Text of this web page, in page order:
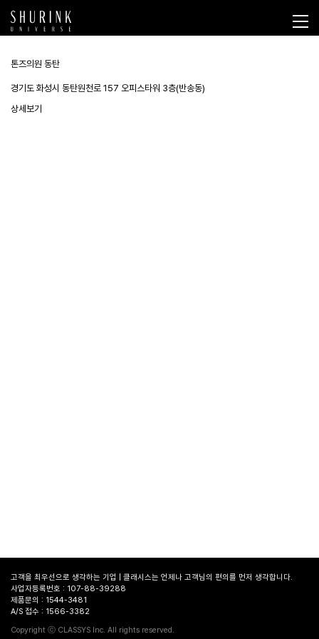
톤즈의원 동탄
경기도 화성시 동탄원천로 157 오피스타워 3층(반송동)
상세보기
고객을 최우선으로 생각하는 기업 | 클래시스는 언제나 고객님의 편의를 먼저 생각합니다.
사업자등록번호 : 107-88-39288
제품문의 : 1544-3481
A/S 접수 : 1566-3382
Copyright ⓒ CLASSYS Inc. All rights reserved.